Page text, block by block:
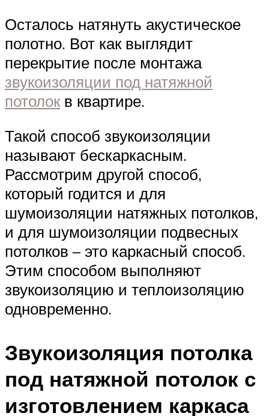
Осталось натянуть акустическое
полотно. Вот как выглядит
перекрытие после монтажа
звукоизоляции под натяжной
потолок в квартире.
Такой способ звукоизоляции
называют бескаркасным.
Рассмотрим другой способ,
который годится и для
шумоизоляции натяжных потолков,
и для шумоизоляции подвесных
потолков – это каркасный способ.
Этим способом выполняют
звукоизоляцию и теплоизоляцию
одновременно.
Звукоизоляция потолка
под натяжной потолок с
изготовлением каркаса